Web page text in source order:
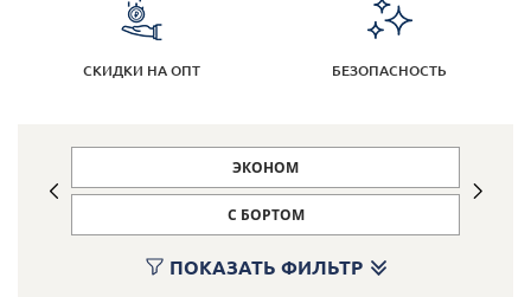
Кулинарные станции
Доставка
СКИДКИ НА ОПТ БЕЗОПАСНОСТЬ
ЭКОНОМ
С БОРТОМ
ПОКАЗАТЬ ФИЛЬТР